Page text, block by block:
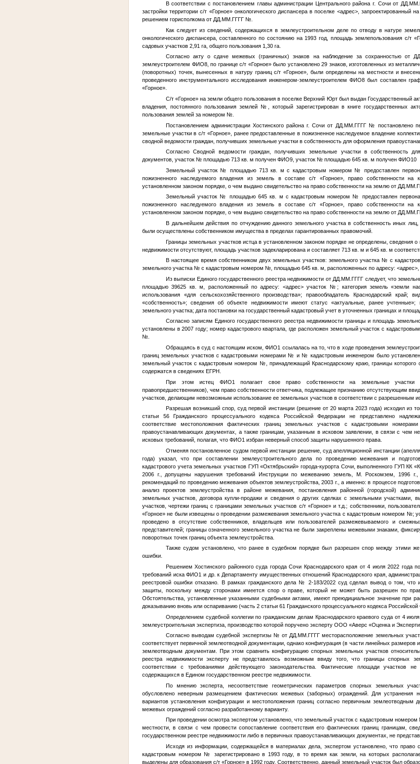
В соответствии с постановлением главы администрации Центрального района г. Сочи от
застройки территории с/т «Горное» онкологического диспансера в поселке <адрес>, запроектированный
решением горисполкома от ДД.ММ.ГГГГ №.
Как следует из сведений, содержащихся в землеустроительном деле по отводу в натуре
онкологического диспансера, составленного по состоянию на 1993 год, площадь землепользования с/т
садовых участков 2,91 га, общего пользования 1,30 га.
Согласно акту о сдаче межевых (граничных) знаков на наблюдение за сохранностью от
землеустроителем ФИО8, по границе с/т «Горное» было установлено 29 знаков, изготовленных из
(поворотных) точек, вынесенных в натуру границ с/т «Горное», были определены на местности и
проведенного инструментального исследования инженером-землеустроителемФИО8 был составлен
«Горное».
С/т «Горное» на земли общего пользования в поселке Верхний Юрт был выдан Государственный
владения, постоянного пользования землей №
, который зарегистрирован в книге государственных
пользования землей за номером №.
Постановлением администрации Хостинского района г. Сочи от ДД.ММ.ГГГГ № постановлено
земельные участки в с/т «Горное», ранее предоставленные в пожизненное наследуемое владение
сводной ведомости граждан, получивших земельные участки в собственность для оформления
Согласно Сводной ведомости граждан, получивших земельные участки в собственность
документов, участок №площадью 713 кв. м получен ФИО9, участок №площадью 645 кв. м получен ФИО10
Земельный участок № площадью 713 кв. м с кадастровым номером № предоставлен
пожизненного наследуемого владения из земель в составе с/т «Горное», право собственности на
установленном законом порядке, о чем выдано свидетельство на право собственности на землю от
Земельный участок № площадью 645 кв. м с кадастровым номером № предоставлен
пожизненного наследуемого владения из земель в составе с/т «Горное», право собственности на
установленном законом порядке, о чем выдано свидетельство на право собственности на землю от
В дальнейшем действия по отчуждению данного земельного участка в собственность иных лиц,
были осуществлены собственником имущества в пределах гарантированных правомочий.
Границы земельных участков истца в установленном законом порядке не определены, сведения
недвижимости отсутствуют, площадь участков задекларирована и составляет 713 кв. м и 645 кв. м
В настоящее время собственником двух земельных участков: земельного участка № с
земельного участка №с кадастровым номером №, площадью 645 кв. м, расположенных по адресу: <адрес>,
Из выписки Единого государственного реестра недвижимости от ДД.ММ.ГГГГ следует, что
площадью 39625 кв. м, расположенный по адресу:
<адрес>участок № ; категория земель «земли
использования «для сельскохозяйственного производства»; правообладатель Краснодарский край;
«собственность»; сведения об объекте недвижимости имеют статус «актуальные, ранее
земельного участка; дата постановки на государственный кадастровый учет в уточненных границах и
Согласно записям Единого государственного реестра недвижимости границы и площадь
установлены в 2007 году; номер кадастрового квартала, где расположен земельный участок с
№.
Обращаясь в суд с настоящим иском,ФИО1 ссылалась на то, что в ходе проведения
границ земельных участков с кадастровыми номерами № и № кадастровым инженером было
земельный участок с кадастровым номером № , принадлежащий Краснодарскому краю, границы
содержатся в сведениях ЕГРН.
При этом истец ФИО1
полагает свое право собственности на земельные
правопредшественников), чем право собственности ответчика, подлежащее признанию отсутствующим
участков, делающим невозможным использование ее земельных участков в соответствии с разрешенным
Разрешая возникший спор, суд первой инстанции (решение от 20 марта 2023 года) исходил из
статьи 56 Гражданского процессуального кодекса Российской Федерации не представлено
соответствие местоположения фактических границ земельных участков с кадастровыми номерами
правоустанавливающих документах, а также границам, указанным в исковом заявлении, в связи с чем
исковых требований, полагая, что ФИО1 избран неверный способ защиты нарушенного права.
Отменяя постановленное судом первой инстанции решение, суд апелляционной инстанции
года) указал, что при составлении землеустроительного дела по проведению межевания и
кадастрового учета земельных участков ГУП «Октябрьский» города-курорта Сочи, выполненного ГУП КК
2006 г., допущены нарушения требований Инструкции по межеванию земель, М. Роскомзем, 1996 г.,
рекомендаций по проведению межевания объектов землеустройства, 2003 г., а именно: в процессе
анализ проектов землеустройства в районе межевания, постановления районной (городской)
земельных участков, договора купли-продажи и сведения о других сделках с земельными участками,
участков, чертежи границ с границами земельных участков с/т «Горное» и т.д.; собственники,
«Горное» не были извещены о проведении размежевания земельного участка с кадастровым номером №;
проведено в отсутствие собственников, владельцев или пользователей размежевываемого и
представителей; границы означенного земельного участка не были закреплены межевыми знаками,
поворотных точек границ объекта землеустройства.
Также судом установлено, что ранее в судебном порядке был разрешен спор между этими же
ошибки.
Решением Хостинского районного суда города Сочи Краснодарского края от 4 июля 2022 года
требований искаФИО1 и др. к Департаменту имущественных отношений Краснодарского края,
реестровой ошибки отказано. В рамках гражданского дела № 2-183/2022 суд сделал вывод о том, что
защиты, поскольку между сторонами имеется спор о праве, который не может быть разрешен по
Обстоятельства, установленные указанными судебными актами, имеют преюдициальное значение при
доказыванию вновь или оспариванию (часть 2 статьи 61 Гражданского процессуального кодекса Российской
Определением судебной коллегии по гражданским делам Краснодарского краевого суда от 4
землеустроительная экспертиза, производство которой поручено эксперту ООО «Аверс «Оценка и
Согласно выводам судебной экспертизы № от ДД.ММ.ГГГГ месторасположение земельных
соответствует первичной землеотводной документации, однако конфигурация (в части линейных размеров
землеотводным документам. При этом сравнить конфигурацию спорных земельных участков
реестра недвижимости эксперту не представилось возможным ввиду того, что границы спорных
соответствии с требованиями действующего законодательства. Фактические площади участков
содержащихся в Едином государственном реестре недвижимости.
По мнению эксперта, несоответствие геометрических параметров спорных земельных
обусловлено неверным размещением фактических межевых (заборных) ограждений. Для устранения
вариантов установления конфигурации и местоположения границ согласно первичным землеотводным
межевых ограждений согласно разработанному варианту.
При проведении осмотра экспертом установлено, что земельный участок с кадастровым номером
местности, в связи с чем провести сопоставление соответствия его фактических границ границам,
государственном реестре недвижимости либо в первичных правоустанавливающих документах, не
Исходя из информации, содержащейся в материалах дела, экспертом установлено, что право
кадастровым номером №
зарегистрировано в 1993 году, в то время как земли, на которых
выделены для образования с/т «Горное» в 1992 году. Соответственно, данный земельный участок был